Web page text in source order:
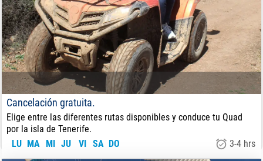
Cancelación gratuita.
Elige entre las diferentes rutas disponibles y conduce tu Quad
por la isla de Tenerife.
LU MA MI JU VI SA DO 3-4 hrs